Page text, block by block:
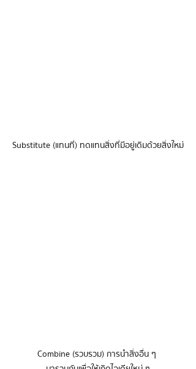
Substitute (แทนที่) ทดแทนสิ่งที่มีอยู่เดิมด้วยสิ่งใหม่
Combine (รวบรวม) การนำสิ่งอื่น ๆ